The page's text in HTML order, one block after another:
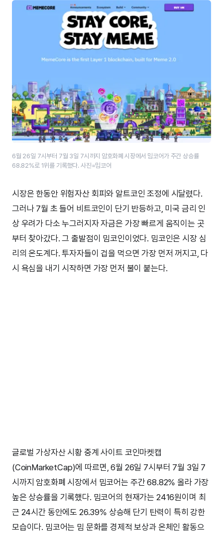
6월 26일 7시부터 7월 3일 7시까지 암호화폐 시장에서 밈코어가 주간 상승률
68.82%로 1위를 기록했다. 사진=밈코어
시장은 한동안 위험자산 회피와 알트코인 조정에 시달렸다.
그러나 7월 초 들어 비트코인이 단기 반등하고, 미국 금리 인
상 우려가 다소 누그러지자 자금은 가장 빠르게 움직이는 곳
부터 찾아갔다. 그 출발점이 밈코인이었다. 밈코인은 시장 심
리의 온도계다. 투자자들이 겁을 먹으면 가장 먼저 꺼지고, 다
시 욕심을 내기 시작하면 가장 먼저 불이 붙는다.
글로벌 가상자산 시황 중계 사이트 코인마켓캡
(CoinMarketCap)에 따르면, 6월 26일 7시부터 7월 3일 7
시까지 암호화폐 시장에서 밈코어는 주간 68.82% 올라 가장
높은 상승률을 기록했다. 밈코어의 현재가는 2416원이며 최
근 24시간 동안에도 26.39% 상승해 단기 탄력이 특히 강한
모습이다. 밈코어는 밈 문화를 경제적 보상과 온체인 활동으